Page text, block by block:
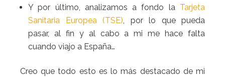
Y por último, analizamos a fondo la Tarjeta
Sanitaria Europea (TSE), por lo que pueda
pasar, al fin y al cabo a mi me hace falta
cuando viajo a España…
Creo que todo esto es lo más destacado de mi